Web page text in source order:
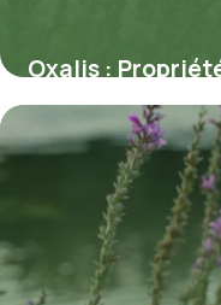
Oxalis :
8 juillet 2026